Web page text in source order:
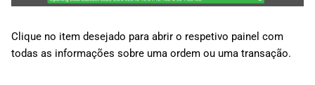
Clique no item desejado para abrir o respetivo painel com
todas as informações sobre uma ordem ou uma transação.